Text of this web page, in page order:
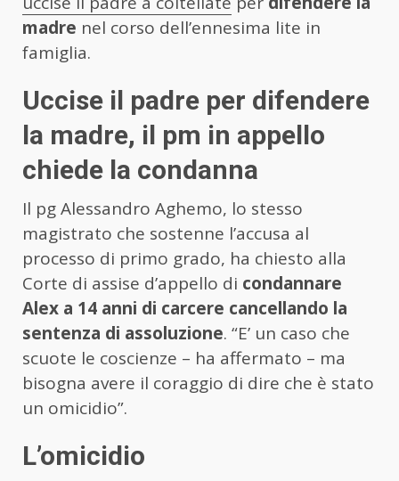
madre nel corso dell’ennesima lite in
famiglia.
Uccise il padre per difendere
la madre, il pm in appello
chiede la condanna
Il pg Alessandro Aghemo, lo stesso
magistrato che sostenne l’accusa al
processo di primo grado, ha chiesto alla
Corte di assise d’appello di condannare
Alex a 14 anni di carcere cancellando la
sentenza di assoluzione. “E’ un caso che
scuote le coscienze – ha affermato – ma
bisogna avere il coraggio di dire che è stato
un omicidio”.
L’omicidio